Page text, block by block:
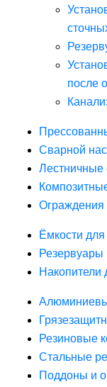
после
Сварной
Лестничные
Ограждения
Ёмкости
Резервуары
Накопители
Резиновые
Стальные
Поддоны и